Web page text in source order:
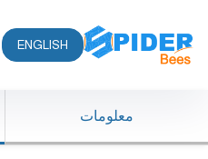
ENGLISH
معلومات